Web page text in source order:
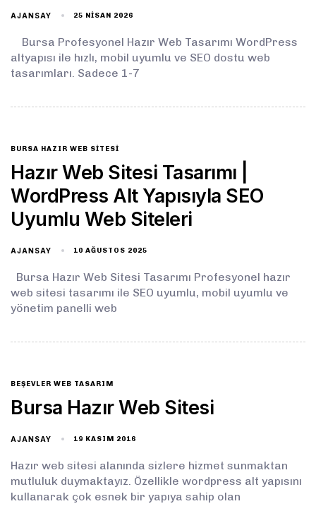
AJANSAY 25 NISAN 2026
Bursa Profesyonel Hazır Web Tasarımı WordPress
altyapısı ile hızlı, mobil uyumlu ve SEO dostu web
tasarımları. Sadece 1-7
BURSA HAZIR WEB SITESI
Hazır Web Sitesi Tasarımı |
WordPress Alt Yapısıyla SEO
Uyumlu Web Siteleri
AJANSAY 10 AĞUSTOS 2025
Bursa Hazır Web Sitesi Tasarımı Profesyonel hazır
web sitesi tasarımı ile SEO uyumlu, mobil uyumlu ve
yönetim panelli web
BEŞEVLER WEB TASARIM
Bursa Hazır Web Sitesi
AJANSAY 19 KASIM 2016
Hazır web sitesi alanında sizlere hizmet sunmaktan
mutluluk duymaktayız. Özellikle wordpress alt yapısını
kullanarak çok esnek bir yapıya sahip olan